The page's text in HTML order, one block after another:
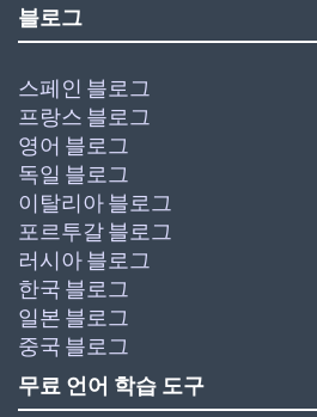
블로그
스페인 블로그
프랑스 블로그
영어 블로그
독일 블로그
이탈리아 블로그
포르투갈 블로그
러시아 블로그
한국 블로그
일본 블로그
중국 블로그
무료 언어 학습 도구